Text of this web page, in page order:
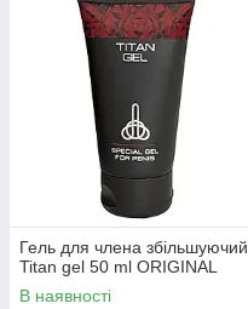
Гель для члена збільшуючий,
Titan gel 50 ml ORIGINAL
В наявності